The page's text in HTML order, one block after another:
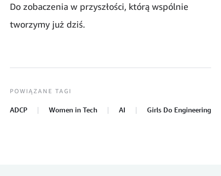
Do zobaczenia w przyszłości, którą wspólnie
tworzymy już dziś.
POWIĄZANE TAGI
ADCP Women in Tech AI Girls Do Engineering